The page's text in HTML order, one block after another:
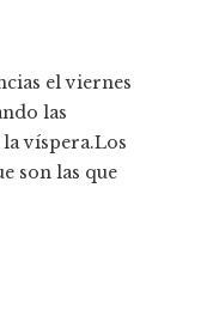
el viernes
las
víspera.Los
son las que